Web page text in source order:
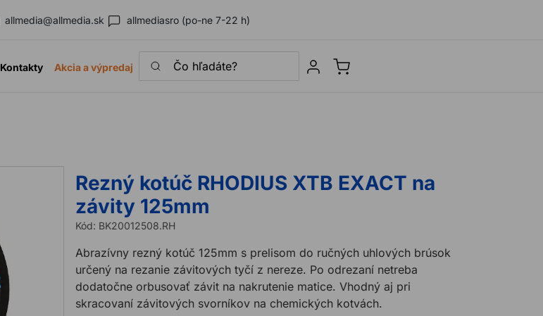
allmedia@allmedia.sk allmediasro (po-ne 7-22 h)
Kontakty Akcia a výpredaj
Čo hľadáte? Sign in
Rezný kotúč RHODIUS XTB EXACT na
závity 125mm
Kód: BK20012508.RH
Abrazívny rezný kotúč 125mm s prelisom do ručných uhlových brúsok
určený na rezanie závitových tyčí z nereze. Po odrezaní netreba
dodatočne orbusovať závit na nakrutenie matice. Vhodný aj pri
skracovaní závitových svorníkov na chemických kotvách.